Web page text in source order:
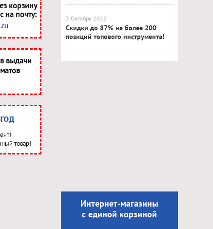
корзину
на почту:
выдачи
товар!
3 Октябрь 2022
Скидки до 87% на более 200
позиций топового инструмента!
Интернет-магазины
с единой корзиной